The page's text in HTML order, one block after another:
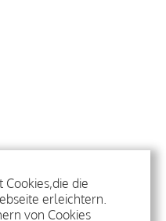
die
erleichtern.
von Cookies